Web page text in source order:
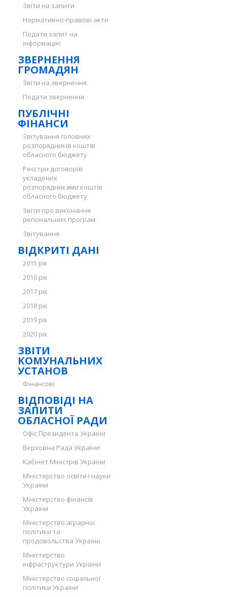
Звіти на запити
Нормативно-правові акти
Подати запит на
інформацію
ЗВЕРНЕННЯ
ГРОМАДЯН
Звіти на звернення
Подати звернення
ПУБЛІЧНІ
ФІНАНСИ
Звітування головних
розпорядників коштів
обласного бюджету
Реєстри договорів
укладених
розпорядниками коштів
обласного бюджету
Звіти про виконання
регіональних програм
Звітування
ВІДКРИТІ ДАНІ
2015 рік
2016 рік
2017 рік
2018 рік
2019 рік
2020 рік
ЗВІТИ
КОМУНАЛЬНИХ
УСТАНОВ
Фінансові
ВІДПОВІДІ НА
ЗАПИТИ
ОБЛАСНОЇ РАДИ
Офіс Президента України
Верховна Рада України:
Кабінет Міністрів України
Міністерство освіти і науки
України
Міністерство фінансів
України
Міністерство аграрної
політики та
продовольства України
Міністерство
інфраструктури України
Міністерство соціальної
політики України